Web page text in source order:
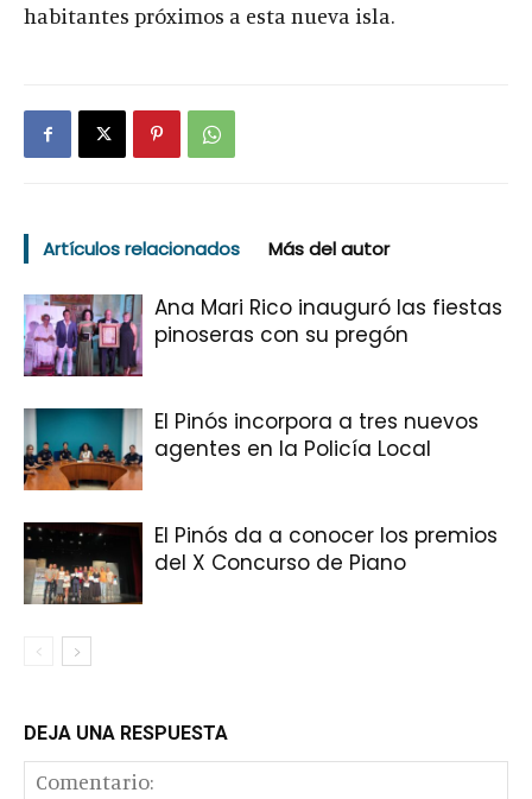
habitantes próximos a esta nueva isla.
Artículos relacionados Más del autor
Ana Mari Rico inauguró las fiestas
pinoseras con su pregón
El Pinós incorpora a tres nuevos
agentes en la Policía Local
El Pinós da a conocer los premios
del X Concurso de Piano
DEJA UNA RESPUESTA